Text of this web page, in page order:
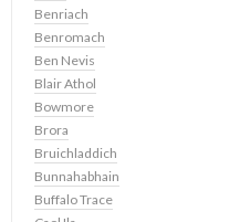
Benriach
Benromach
Ben Nevis
Blair Athol
Bowmore
Brora
Bruichladdich
Bunnahabhain
Buffalo Trace